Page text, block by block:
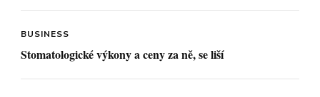
BUSINESS
Stomatologické výkony a ceny za ně, se liší